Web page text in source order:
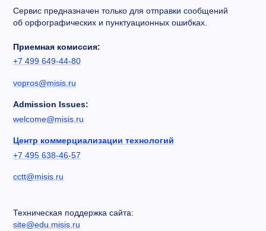
Сервис предназначен только для отправки сообщений
об орфографических и пунктуационных ошибках.
Приемная комиссия:
+7 499 649-44-80
vopros@misis.ru
Admission Issues:
welcome@misis.ru
Центр коммерциализации технологий
+7 495 638-46-57
cctt@misis.ru
Техническая поддержка сайта:
site@edu.misis.ru